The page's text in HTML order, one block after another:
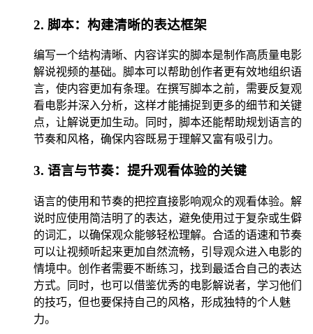
2. 脚本：构建清晰的表达框架
编写一个结构清晰、内容详实的脚本是制作高质量电影
解说视频的基础。脚本可以帮助创作者更有效地组织语
言，使内容更加有条理。在撰写脚本之前，需要反复观
看电影并深入分析，这样才能捕捉到更多的细节和关键
点，让解说更加生动。同时，脚本还能帮助规划语言的
节奏和风格，确保内容既易于理解又富有吸引力。
3. 语言与节奏：提升观看体验的关键
语言的使用和节奏的把控直接影响观众的观看体验。解
说时应使用简洁明了的表达，避免使用过于复杂或生僻
的词汇，以确保观众能够轻松理解。合适的语速和节奏
可以让视频听起来更加自然流畅，引导观众进入电影的
情境中。创作者需要不断练习，找到最适合自己的表达
方式。同时，也可以借鉴优秀的电影解说者，学习他们
的技巧，但也要保持自己的风格，形成独特的个人魅
力。